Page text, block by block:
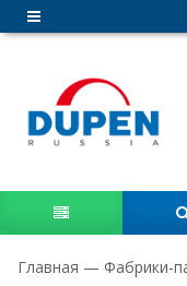
Главная — Фабрики-